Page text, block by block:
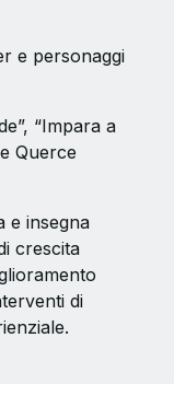
e personaggi
“Impara a
Querce
e insegna
crescita
di